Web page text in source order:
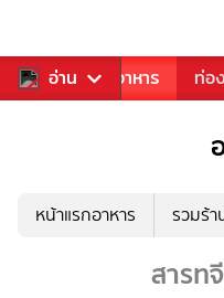
อ่าน
การเพลง อาหาร ท่อ
หน้าแรกอาหาร รวมร้า
สารท